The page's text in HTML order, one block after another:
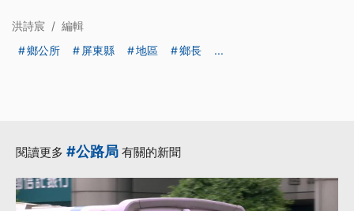
洪詩宸 / 編輯
鄉公所
屏東縣 地區 鄉長 ...
閱讀更多 #公路局 有關的新聞